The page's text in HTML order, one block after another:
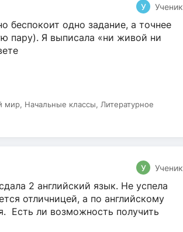
У Ученик
беспокоит одно задание, а точнее
пару). Я выписала «ни живой ни
Начальные классы, Литературное
У Ученик
2 английский язык. Не успела
отличницей, а по английскому
Есть ли возможность получить